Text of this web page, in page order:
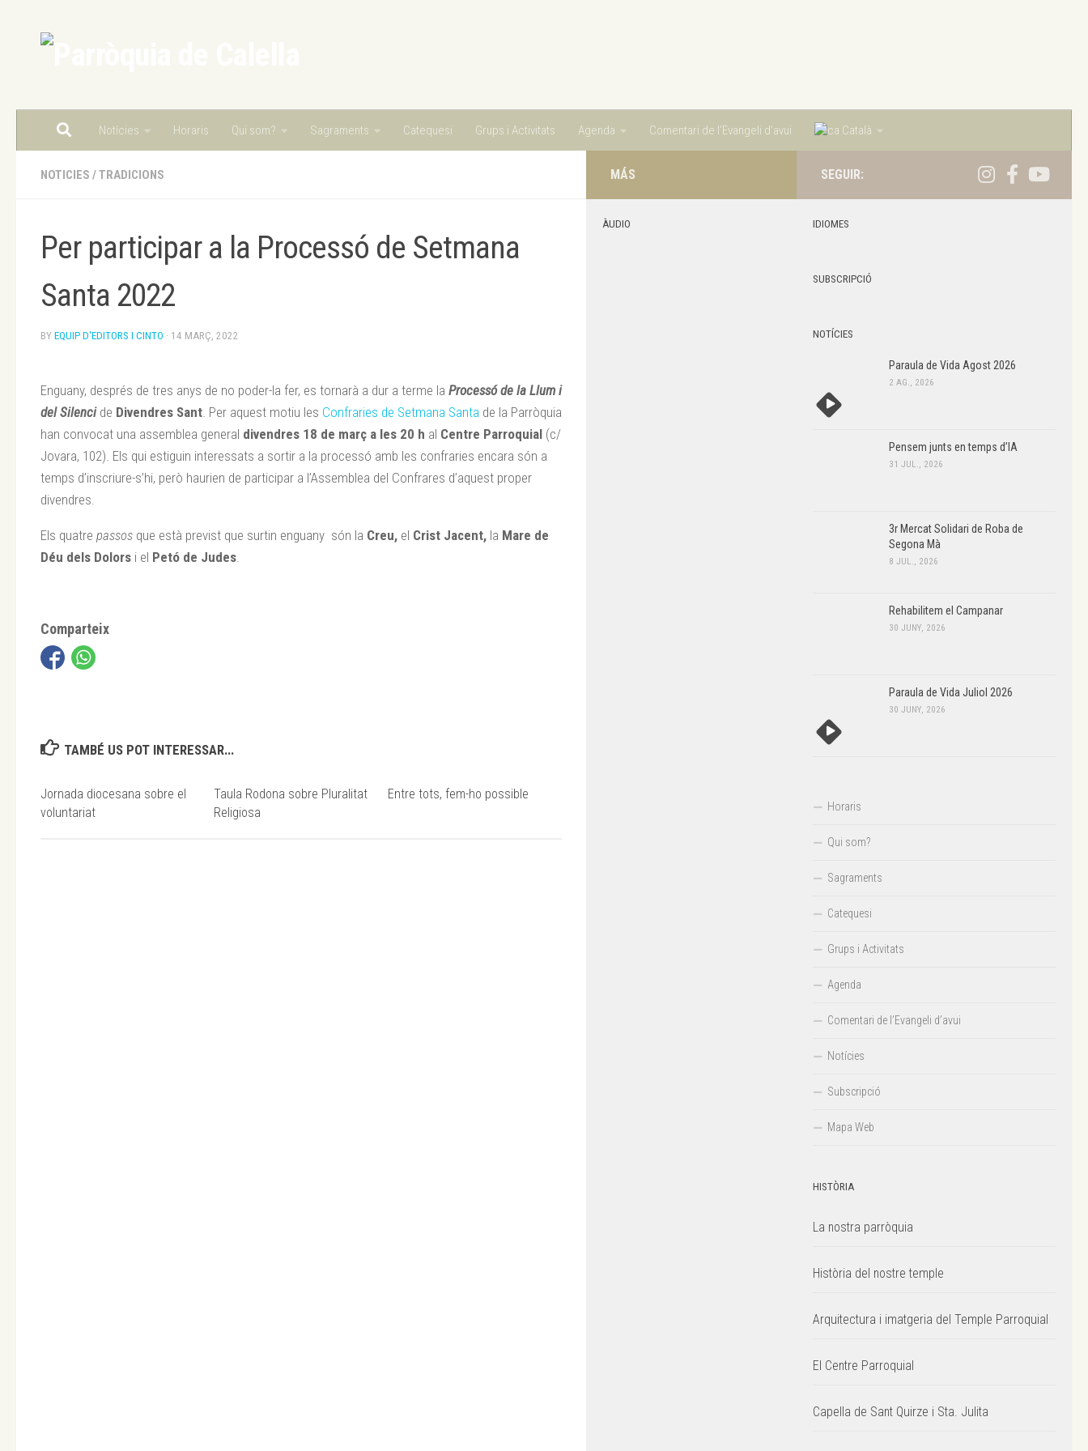
Notícies Horaris Qui som? Sagraments Catequesi Grups i Activitats Agenda Comentari de l’Evangeli d’avui Català
NOTICIES /TRADICIONS
Per participar a la Processó de Setmana
Santa 2022
BY EQUIP D'EDITORS I CINTO · 14 MARÇ, 2022
Enguany, després de tres anys de no poder-la fer, es tornarà a dur a terme la Processó de la Llum i
del Silenci de Divendres Sant. Per aquest motiu les Confraries de Setmana Santa de la Parròquia
han convocat una assemblea general divendres 18 de març a les 20 h al Centre Parroquial (c/
Jovara, 102). Els qui estiguin interessats a sortir a la processó amb les confraries encara són a
temps d’inscriure-s’hi, però haurien de participar a l’Assemblea del Confrares d’aquest proper
divendres.
Els quatre passos que està previst que surtin enguany són la Creu, el Crist Jacent, la Mare de
Déu dels Dolors i el Petó de Judes.
Comparteix
TAMBÉ US POT INTERESSAR...
Jornada diocesana sobre el
voluntariat
Taula Rodona sobre Pluralitat
Religiosa
Entre tots, fem-ho possible
SEGUIR:
IDIOMES
SUBSCRIPCIÓ
NOTÍCIES
Paraula de Vida Agost 2026
2 AG., 2026
Pensem junts en temps d’IA
31 JUL., 2026
3r Mercat Solidari de Roba de
Segona Mà
8 JUL., 2026
Rehabilitem el Campanar
30 JUNY, 2026
Paraula de Vida Juliol 2026
30 JUNY, 2026
Horaris
Qui som?
Sagraments
Catequesi
Grups i Activitats
Agenda
Comentari de l’Evangeli d’avui
Notícies
Subscripció
Mapa Web
HISTÒRIA
La nostra parròquia
Història del nostre temple
Arquitectura i imatgeria del Temple Parroquial
El Centre Parroquial
Capella de Sant Quirze i Sta. Julita
MÁS
ÀUDIO